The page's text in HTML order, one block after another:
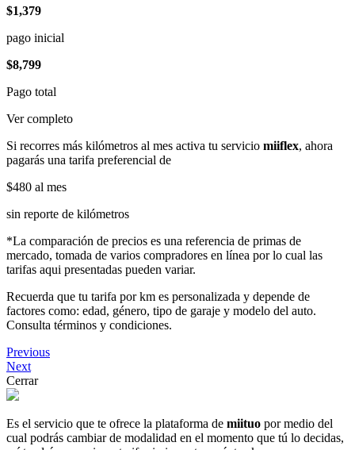
$1,379
pago inicial
$8,799
Pago total
Ver completo
Si recorres más kilómetros al mes activa tu servicio miiflex, ahora
pagarás una tarifa preferencial de
$480 al mes
sin reporte de kilómetros
*La comparación de precios es una referencia de primas de
mercado, tomada de varios compradores en línea por lo cual las
tarifas aqui presentadas pueden variar.
Recuerda que tu tarifa por km es personalizada y depende de
factores como: edad, género, tipo de garaje y modelo del auto.
Consulta términos y condiciones.
Previous
Next
Cerrar
Es el servicio que te ofrece la plataforma de miituo por medio del
cual podrás cambiar de modalidad en el momento que tú lo decidas,